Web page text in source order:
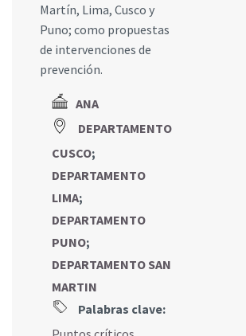
Martín, Lima, Cusco y
Puno; como propuestas
de intervenciones de
prevención.
ANA
DEPARTAMENTO
CUSCO;
DEPARTAMENTO
LIMA;
DEPARTAMENTO
PUNO;
DEPARTAMENTO SAN
MARTIN
Palabras clave: